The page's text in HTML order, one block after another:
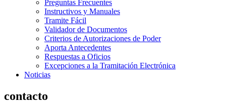
Preguntas Frecuentes
Instructivos y Manuales
Tramite Fácil
Validador de Documentos
Criterios de Autorizaciones de Poder
Aporta Antecedentes
Respuestas a Oficios
Excepciones a la Tramitación Electrónica
Noticias
contacto